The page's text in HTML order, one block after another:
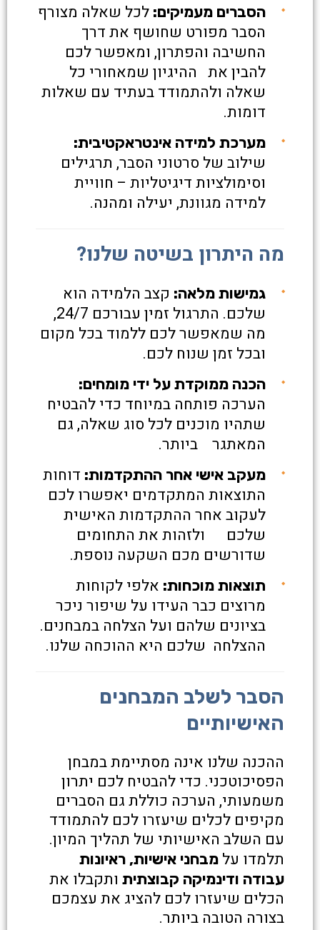
הסברים מעמיקים: לכל שאלה מצורף
הסבר מפורט שחושף את דרך
החשיבה והפתרון, ומאפשר לכם
להבין את ההיגיון שמאחורי כל
שאלה ולהתמודד בעתיד עם שאלות
דומות.
מערכת למידה אינטראקטיבית:
שילוב של סרטוני הסבר, תרגילים
וסימולציות דיגיטליות – חוויית
למידה מגוונת, יעילה ומהנה.
מה היתרון בשיטה שלנו?
גמישות מלאה: קצב הלמידה הוא
שלכם. התרגול זמין עבורכם 24/7,
מה שמאפשר לכם ללמוד בכל מקום
ובכל זמן שנוח לכם.
הכנה ממוקדת על ידי מומחים:
הערכה פותחה במיוחד כדי להבטיח
שתהיו מוכנים לכל סוג שאלה, גם
המאתגר ביותר.
מעקב אישי אחר ההתקדמות: דוחות
התוצאות המתקדמים יאפשרו לכם
לעקוב אחר ההתקדמות האישית
שלכם ולזהות את התחומים
שדורשים מכם השקעה נוספת.
תוצאות מוכחות: אלפי לקוחות
מרוצים כבר העידו על שיפור ניכר
בציונים שלהם ועל הצלחה במבחנים.
ההצלחה שלכם היא ההוכחה שלנו.
הסבר לשלב המבחנים
האישיותיים
ההכנה שלנו אינה מסתיימת במבחן
הפסיכוטכני. כדי להבטיח לכם יתרון
משמעותי, הערכה כוללת גם הסברים
מקיפים לכלים שיעזרו לכם להתמודד
עם השלב האישיותי של תהליך המיון.
תלמדו על מבחני אישיות, ראיונות
עבודה ודינמיקה קבוצתית ותקבלו את
הכלים שיעזרו לכם להציג את עצמכם
בצורה הטובה ביותר.